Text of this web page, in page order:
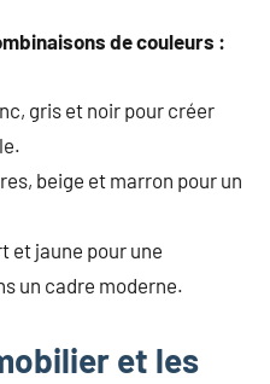
de couleurs :
gris et noir pour créer
beige et marron pour un
et jaune pour une
un cadre moderne.
et les